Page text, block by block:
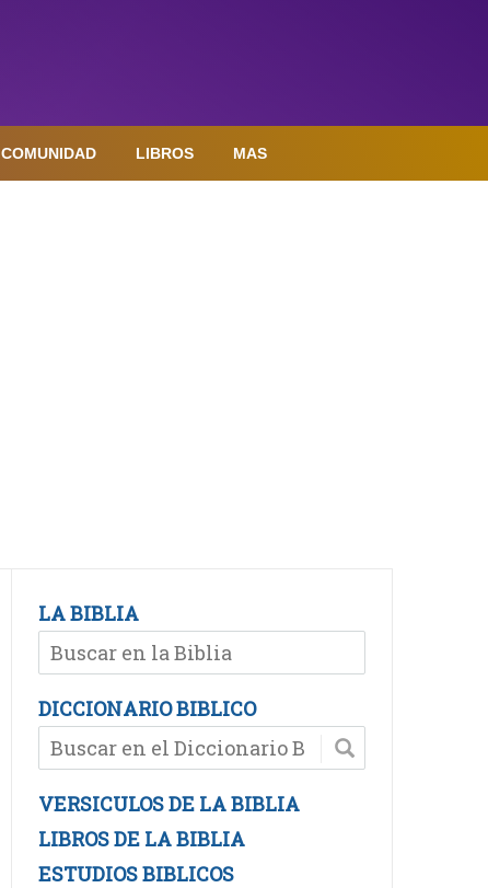
COMUNIDAD LIBROS MAS
LA BIBLIA
DICCIONARIO BIBLICO
VERSICULOS DE LA BIBLIA
LIBROS DE LA BIBLIA
ESTUDIOS BIBLICOS